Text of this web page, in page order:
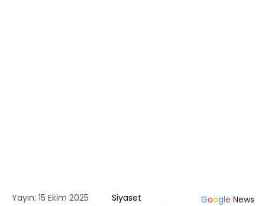
Yayın: 15 Ekim 2025 Siyaset Google News